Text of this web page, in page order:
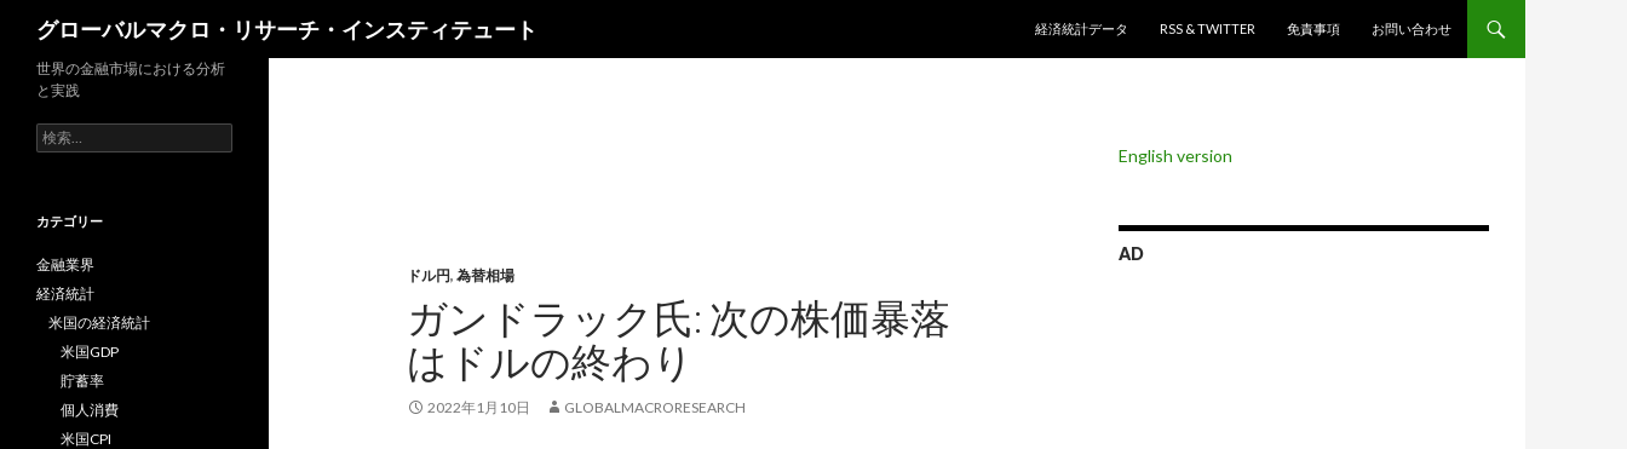
グローバルマクロ・リサーチ・インスティテュート
経済統計データ
RSS & TWITTER 免責事項 お問い合わせ
ドル円, 為替相場
ガンドラック氏: 次の株価暴落
はドルの終わり
2022年1月10日 GLOBALMACRORESEARCH
English version
AD
世界の金融市場における分析
と実践
検
索:
カテゴリー
金融業界
経済統計
米国の経済統計
米国GDP
貯蓄率
個人消費
米国CPI